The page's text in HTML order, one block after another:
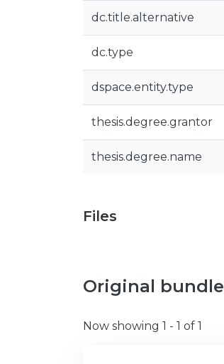
dc.title.alternative
dc.type
dspace.entity.type
thesis.degree.grantor
thesis.degree.name
Files
Original bundle
Now showing 1 - 1 of 1